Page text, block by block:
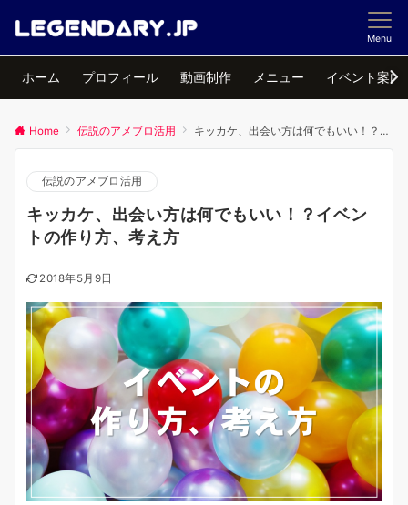
Menu
ホーム プロフィール 動画制作 メニュー イベント案内
Home 伝説のアメブロ活用 キッカケ、出会い方は何でもいい！？イベントの作り方、考え方
伝説のアメブロ活用
キッカケ、出会い方は何でもいい！？イベン
トの作り方、考え方
2018年5月9日